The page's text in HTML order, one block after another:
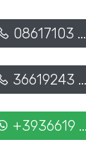
08617103 ...
36619243 ...
+3936619 ...